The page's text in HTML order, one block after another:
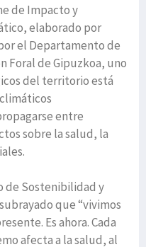
de Impacto y
elaborado por
el Departamento de
Foral de Gipuzkoa, uno
del territorio está
entre
sobre la salud, la
de Sostenibilidad y
que “vivimos
Es ahora. Cada
afecta a la salud, al